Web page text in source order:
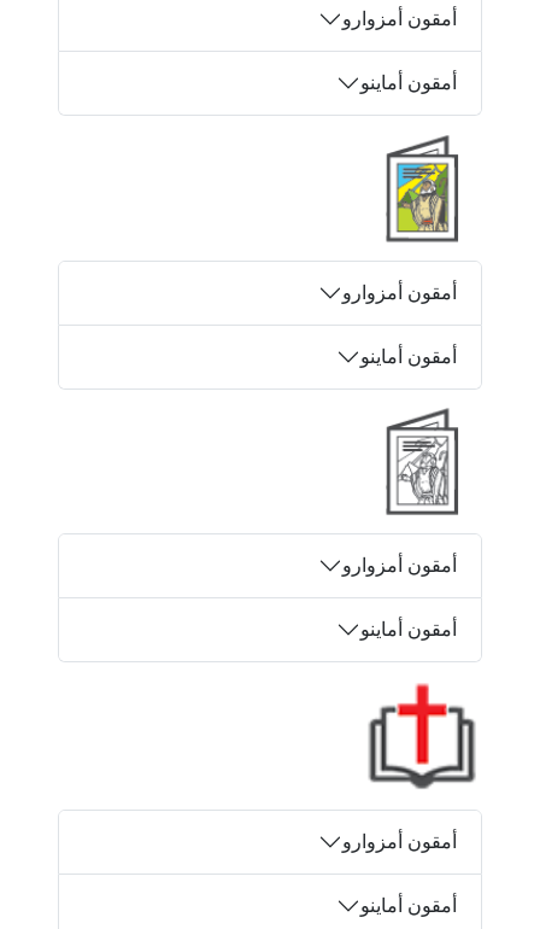
أمقون أمزوارو
أمقون أماينو
أمقون أمزوارو
أمقون أماينو
أمقون أمزوارو
أمقون أماينو
أمقون أمزوارو
أمقون أماينو